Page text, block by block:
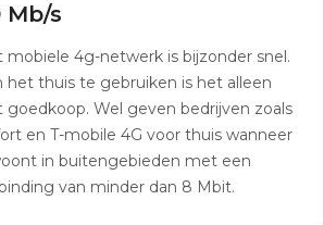
Mb/s
mobiele 4g-netwerk is bijzonder snel.
het thuis te gebruiken is het alleen
goedkoop. Wel geven bedrijven zoals
en T-mobile 4G voor thuis wanneer
in buitengebieden met een
van minder dan 8 Mbit.